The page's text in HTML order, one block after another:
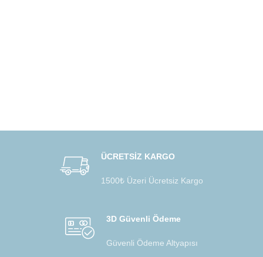
ÜCRETSİZ KARGO
1500₺ Üzeri Ücretsiz Kargo
3D Güvenli Ödeme
Güvenli Ödeme Altyapısı